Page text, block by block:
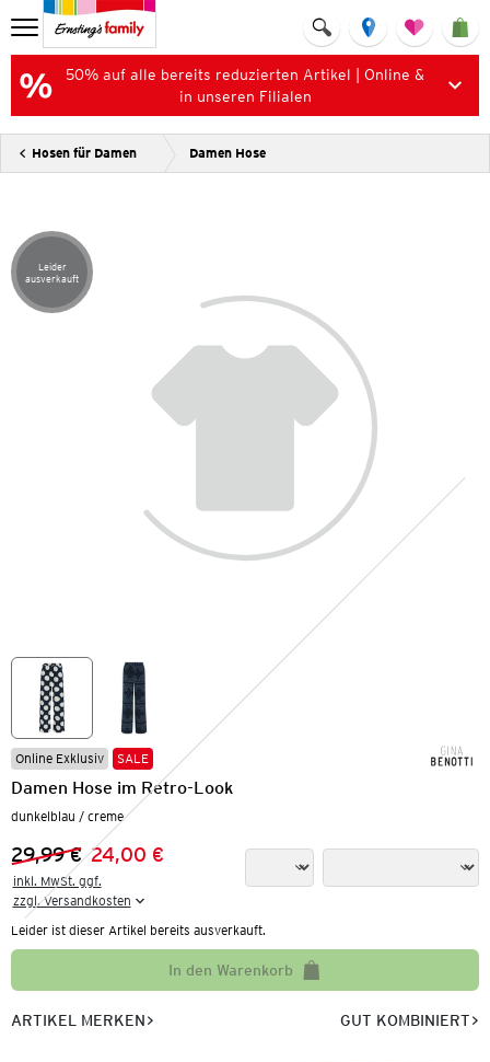
50% auf alle bereits reduzierten Artikel | Online &
in unseren Filialen
Hosen für Damen Damen Hose
Artikel leider ausverkauft
Leider
ausverkauft
Online Exklusiv SALE
Damen Hose im Retro-Look
dunkelblau / creme
Vorheriger Preis:
29,99 €
Neuer Preis:24,00 €
inkl. MwSt. ggf.
zzgl. Versandkosten
Leider ist dieser Artikel bereits ausverkauft.
In den Warenkorb
ARTIKEL MERKEN GUT KOMBINIERT